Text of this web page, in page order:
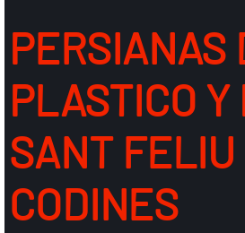
PERSIANAS
PLASTICO Y
SANT FELIU
CODINES